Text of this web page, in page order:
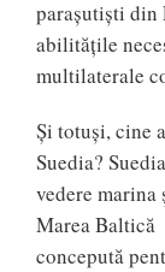
parașutiști din
abilitățile
multilaterale
Și totuși, cine
Suedia?
vedere marina
Marea Baltică
concepută